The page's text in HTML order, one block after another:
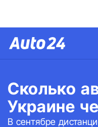
Сколько
Украине
В сентябре